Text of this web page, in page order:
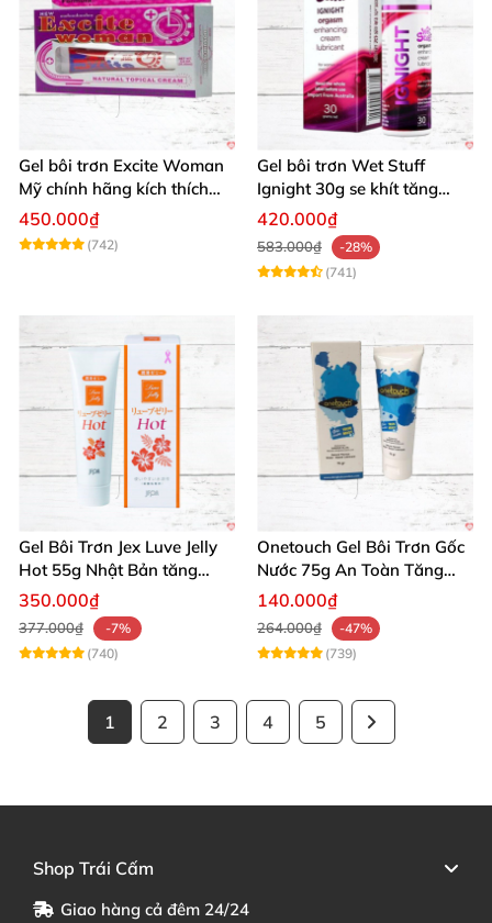
Gel bôi trơn Excite Woman
Mỹ chính hãng kích thích
khoái cảm nữ
450.000₫
(742)
Gel bôi trơn Wet Stuff
Ignight 30g se khít tăng
khoái cảm nữ hiệu quả
420.000₫
583.000₫
-28%
(741)
Gel Bôi Trơn Jex Luve Jelly
Hot 55g Nhật Bản tăng
khoái cảm nữ dễ sử dụng
350.000₫
377.000₫
-7%
(740)
Onetouch Gel Bôi Trơn Gốc
Nước 75g An Toàn Tăng
Khoái Cảm
140.000₫
264.000₫
-47%
(739)
1 2 3 4 5
Shop Trái Cấm
Giao hàng cả đêm 24/24